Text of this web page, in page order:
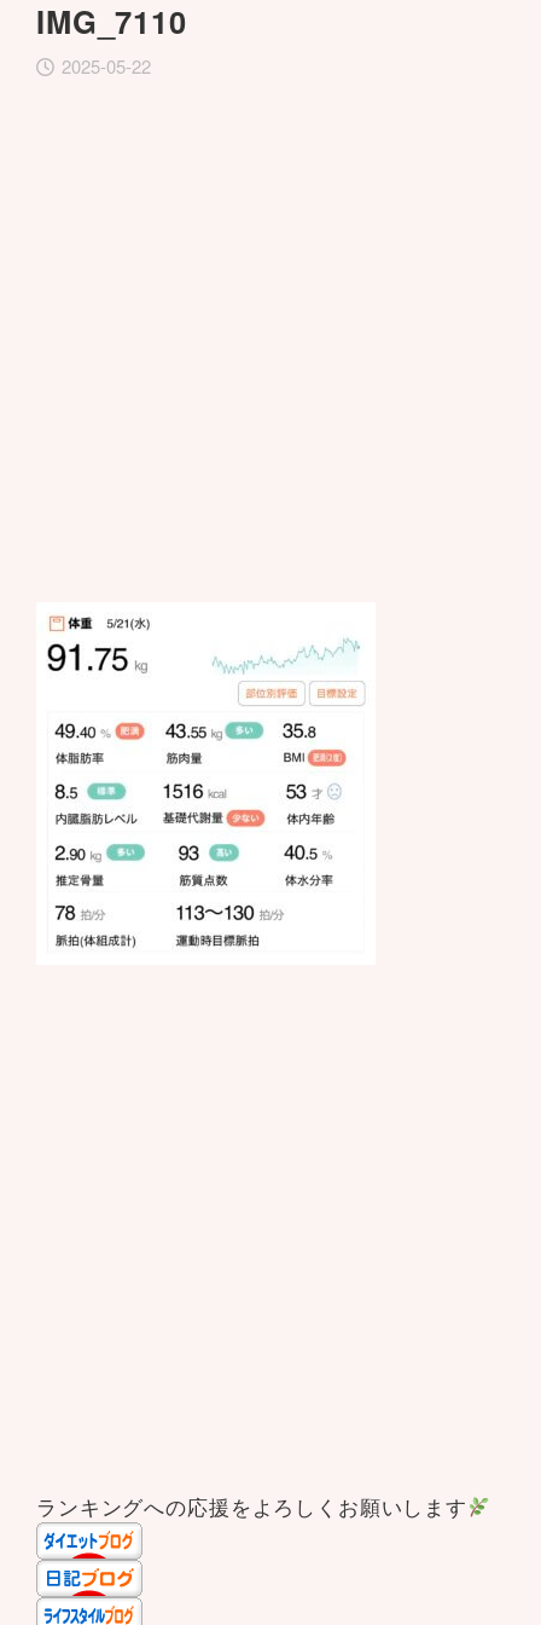
IMG_7110
2025-05-22
ランキングへの応援をよろしくお願いします